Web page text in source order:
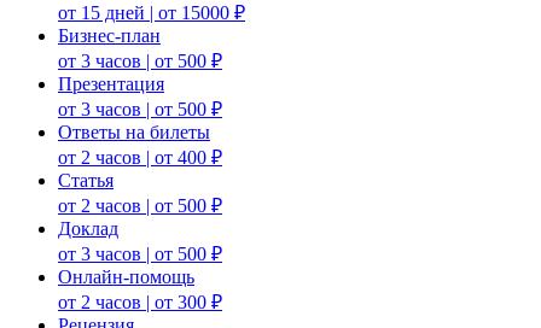
от 15 дней | от 15000 ₽
Бизнес-план
от 3 часов | от 500 ₽
Презентация
от 3 часов | от 500 ₽
Ответы на билеты
от 2 часов | от 400 ₽
Статья
от 2 часов | от 500 ₽
Доклад
от 3 часов | от 500 ₽
Онлайн-помощь
от 2 часов | от 300 ₽